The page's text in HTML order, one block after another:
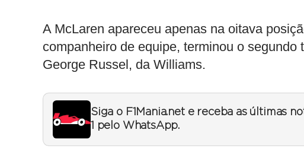
A McLaren apareceu apenas na oitava
companheiro de equipe, terminou o
George Russel, da Williams.
Siga o F1Mania.net e receba as últimas
1 pelo WhatsApp.